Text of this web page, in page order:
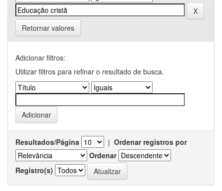
Retornar valores
Adicionar filtros:
Utilizar filtros para refinar o resultado de busca.
Resultados/Página | Ordenar registros por
Ordenar
Registro(s)